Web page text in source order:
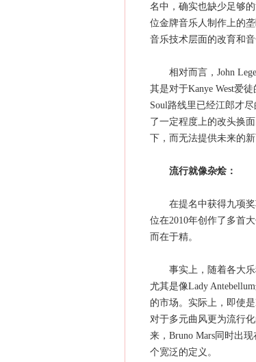
名中，确实也缺少足够
位金牌音乐人制作上的
音乐技术层面的改育和音
相对而言，John
其是对于Kanye West爱
Soul路线里已经江郎才
了一定程度上的改头换
下，而无法提供未来的新
流行就像杂烩：
在提名中获得九项奖
位在2010年创作了多首
而在于精。
事实上，随着各大乐种
尤其是像Lady
的市场。实际上，即使
对于多元曲风更为流行
来，Bruno Mars同时出
个宽泛的定义。